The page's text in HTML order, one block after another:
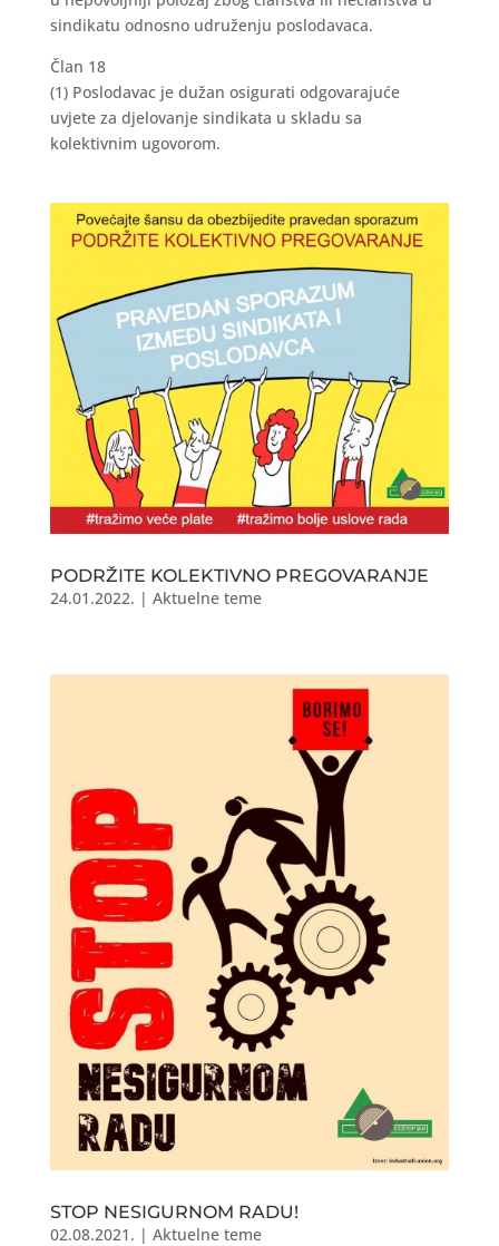
sindikatu odnosno udruženju poslodavaca.
Član 18
(1) Poslodavac je dužan osigurati odgovarajuće
uvjete za djelovanje sindikata u skladu sa
kolektivnim ugovorom.
PODRŽITE KOLEKTIVNO PREGOVARANJE
24.01.2022. | Aktuelne teme
STOP NESIGURNOM RADU!
02.08.2021. | Aktuelne teme